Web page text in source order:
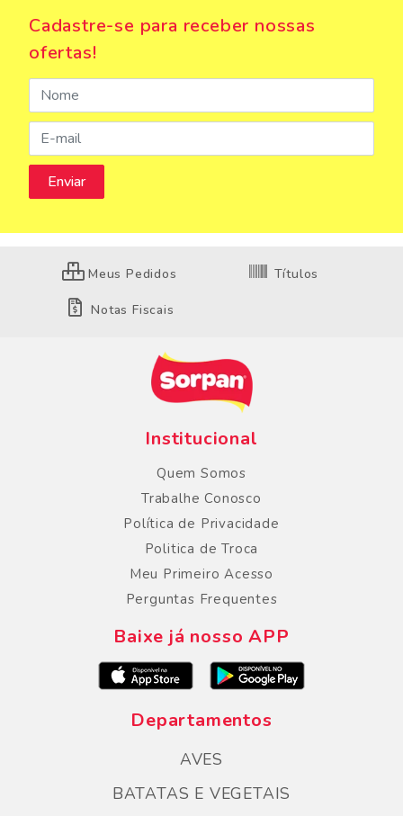
Cadastre-se para receber nossas
ofertas!
Meus Pedidos Títulos
Notas Fiscais
Institucional
Quem Somos
Trabalhe Conosco
Política de Privacidade
Politica de Troca
Meu Primeiro Acesso
Perguntas Frequentes
Baixe já nosso APP
Departamentos
AVES
BATATAS E VEGETAIS